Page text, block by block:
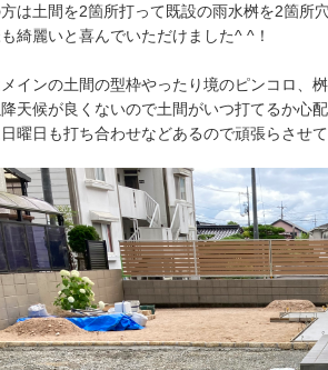
は土間を2箇所打って既設の雨水桝を2箇所
綺麗いと喜んでいただけました^ ^！
インの土間の型枠やったり境のピンコロ、
天候が良くないので土間がいつ打てるか心
曜日も打ち合わせなどあるので頑張らさせて